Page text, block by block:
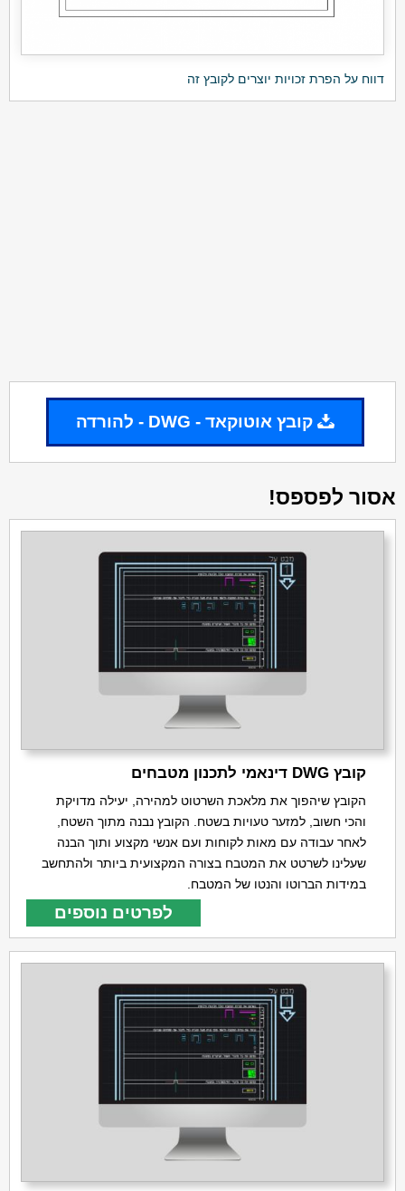
דווח על הפרת זכויות יוצרים לקובץ זה
קובץ אוטוקאד - DWG - להורדה
אסור לפספס!
קובץ DWG דינאמי לתכנון מטבחים
הקובץ שיהפוך את מלאכת השרטוט למהירה, יעילה מדויקת
והכי חשוב, למזער טעויות בשטח. הקובץ נבנה מתוך השטח,
לאחר עבודה עם מאות לקוחות ועם אנשי מקצוע ותוך הבנה
שעלינו לשרטט את המטבח בצורה המקצועית ביותר ולהתחשב
במידות הברוטו והנטו של המטבח.
לפרטים נוספים